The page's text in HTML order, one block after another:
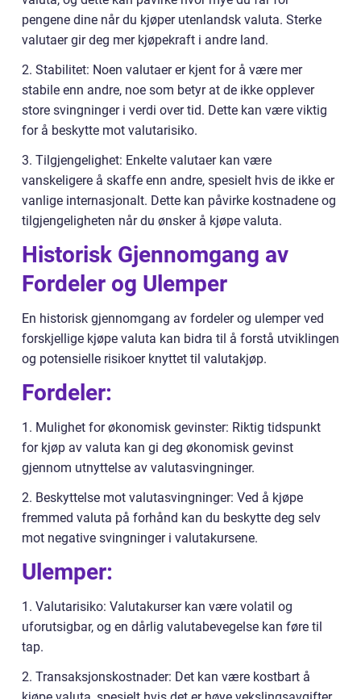
pengene dine når du kjøper utenlandsk valuta. Sterke
valutaer gir deg mer kjøpekraft i andre land.
2. Stabilitet: Noen valutaer er kjent for å være mer
stabile enn andre, noe som betyr at de ikke opplever
store svingninger i verdi over tid. Dette kan være viktig
for å beskytte mot valutarisiko.
3. Tilgjengelighet: Enkelte valutaer kan være
vanskeligere å skaffe enn andre, spesielt hvis de ikke er
vanlige internasjonalt. Dette kan påvirke kostnadene og
tilgjengeligheten når du ønsker å kjøpe valuta.
Historisk Gjennomgang av
Fordeler og Ulemper
En historisk gjennomgang av fordeler og ulemper ved
forskjellige kjøpe valuta kan bidra til å forstå utviklingen
og potensielle risikoer knyttet til valutakjøp.
Fordeler:
1. Mulighet for økonomisk gevinster: Riktig tidspunkt
for kjøp av valuta kan gi deg økonomisk gevinst
gjennom utnyttelse av valutasvingninger.
2. Beskyttelse mot valutasvingninger: Ved å kjøpe
fremmed valuta på forhånd kan du beskytte deg selv
mot negative svingninger i valutakursene.
Ulemper:
1. Valutarisiko: Valutakurser kan være volatil og
uforutsigbar, og en dårlig valutabevegelse kan føre til
tap.
2. Transaksjonskostnader: Det kan være kostbart å